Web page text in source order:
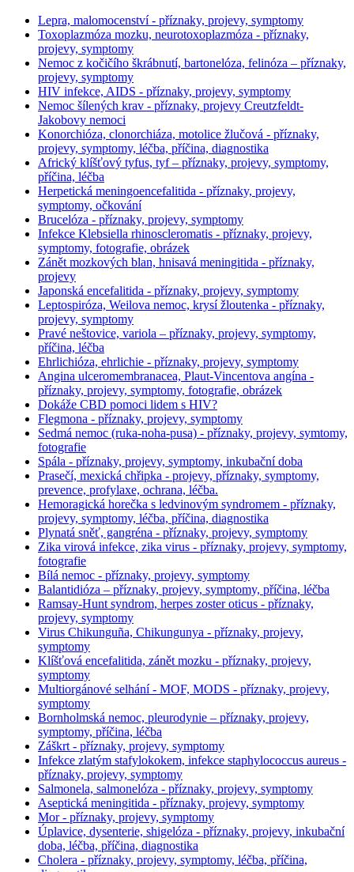
Lepra, malomocenství - příznaky, projevy, symptomy
Toxoplazmóza mozku, neurotoxoplazmóza - příznaky,
projevy, symptomy
Nemoc z kočičího škrábnutí, bartonelóza, felinóza – příznaky,
projevy, symptomy
HIV infekce, AIDS - příznaky, projevy, symptomy
Nemoc šílených krav - příznaky, projevy Creutzfeldt-
Jakobovy nemoci
Konorchióza, clonorchiáza, motolice žlučová - příznaky,
projevy, symptomy, léčba, příčina, diagnostika
Africký klíšťový tyfus, tyf – příznaky, projevy, symptomy,
příčina, léčba
Herpetická meningoencefalitida - příznaky, projevy,
symptomy, očkování
Brucelóza - příznaky, projevy, symptomy
Infekce Klebsiella rhinoscleromatis - příznaky, projevy,
symptomy, fotografie, obrázek
Zánět mozkových blan, hnisavá meningitida - příznaky,
projevy
Japonská encefalitida - příznaky, projevy, symptomy
Leptospiróza, Weilova nemoc, krysí žloutenka - příznaky,
projevy, symptomy
Pravé neštovice, variola – příznaky, projevy, symptomy,
příčina, léčba
Ehrlichióza, ehrlichie - příznaky, projevy, symptomy
Angina ulceromembranacea, Plaut-Vincentova angína -
příznaky, projevy, symptomy, fotografie, obrázek
Dokáže CBD pomoci lidem s HIV?
Flegmona - příznaky, projevy, symptomy
Sedmá nemoc (ruka-noha-pusa) - příznaky, projevy, symtomy,
fotografie
Spála - příznaky, projevy, symptomy, inkubační doba
Prasečí, mexická chřipka - projevy, příznaky, symptomy,
prevence, profylaxe, ochrana, léčba.
Hemoragická horečka s ledvinovým syndromem - příznaky,
projevy, symptomy, léčba, příčina, diagnostika
Plynatá sněť, gangréna - příznaky, projevy, symptomy
Zika virová infekce, zika virus - příznaky, projevy, symptomy,
fotografie
Bílá nemoc - příznaky, projevy, symptomy
Balantidióza – příznaky, projevy, symptomy, příčina, léčba
Ramsay-Hunt syndrom, herpes zoster oticus - příznaky,
projevy, symptomy
Virus Chikunguña, Chikungunya - příznaky, projevy,
symptomy
Klíšťová encefalitida, zánět mozku - příznaky, projevy,
symptomy
Multiorgánové selhání - MOF, MODS - příznaky, projevy,
symptomy
Bornholmská nemoc, pleurodynie – příznaky, projevy,
symptomy, příčina, léčba
Záškrt - příznaky, projevy, symptomy
Infekce zlatým stafylokokem, infekce staphylococcus aureus -
příznaky, projevy, symptomy
Salmonela, salmonelóza - příznaky, projevy, symptomy
Aseptická meningitida - příznaky, projevy, symptomy
Mor - příznaky, projevy, symptomy
Úplavice, dysenterie, shigelóza - příznaky, projevy, inkubační
doba, léčba, příčina, diagnostika
Cholera - příznaky, projevy, symptomy, léčba, příčina,